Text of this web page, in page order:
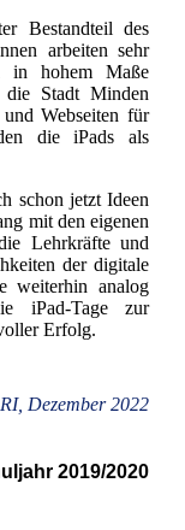
Bestandteil des
arbeiten sehr
in hohem Maße
Stadt Minden
Webseiten für
die iPads als
schon jetzt Ideen
mit den eigenen
Lehrkräfte und
der digitale
weiterhin analog
iPad-Tage zur
Erfolg.
RI, Dezember 2022
2019/2020